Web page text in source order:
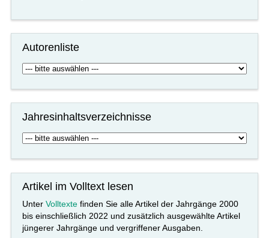
Autorenliste
Jahresinhaltsverzeichnisse
Artikel im Volltext lesen
UnterVolltexte finden Sie alle Artikel der Jahrgänge 2000
bis einschließlich 2022 und zusätzlich ausgewählte Artikel
jüngerer Jahrgänge und vergriffener Ausgaben.